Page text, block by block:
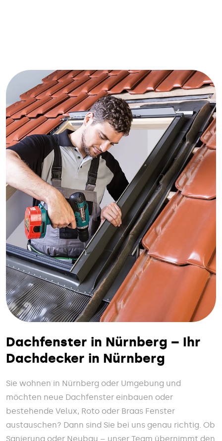
Dachfenster in Nürnberg – Ihr
Dachdecker in Nürnberg
Sie wohnen in Nürnberg oder Umgebung und
möchten neue Dachfenster einbauen oder
bestehende Velux, Roto oder Braas Fenster
austauschen? Dann sind Sie bei uns genau richtig. Ob
Sanierung oder Neubau – unser Team übernimmt den